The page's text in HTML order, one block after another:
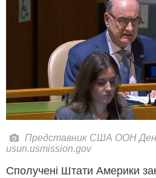
Представник США ООН
usun.usmission.gov
Сполучені Штати Америки